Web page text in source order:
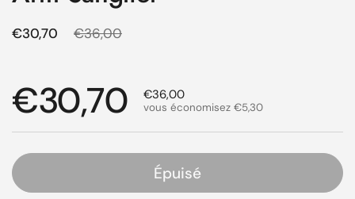
Prix régulier
€30,70 Prix de solde
€36,00
Prix régulier
€30,70 Prix de solde
€36,00
vous économisez €5,30
Épuisé